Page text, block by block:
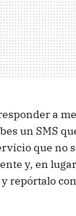
a
un SMS
que no
y, en
repórtalo